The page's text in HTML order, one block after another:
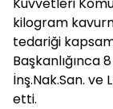
kilogram
tedariği
Başkanlığınca
İnş.Nak.San. ve
etti.